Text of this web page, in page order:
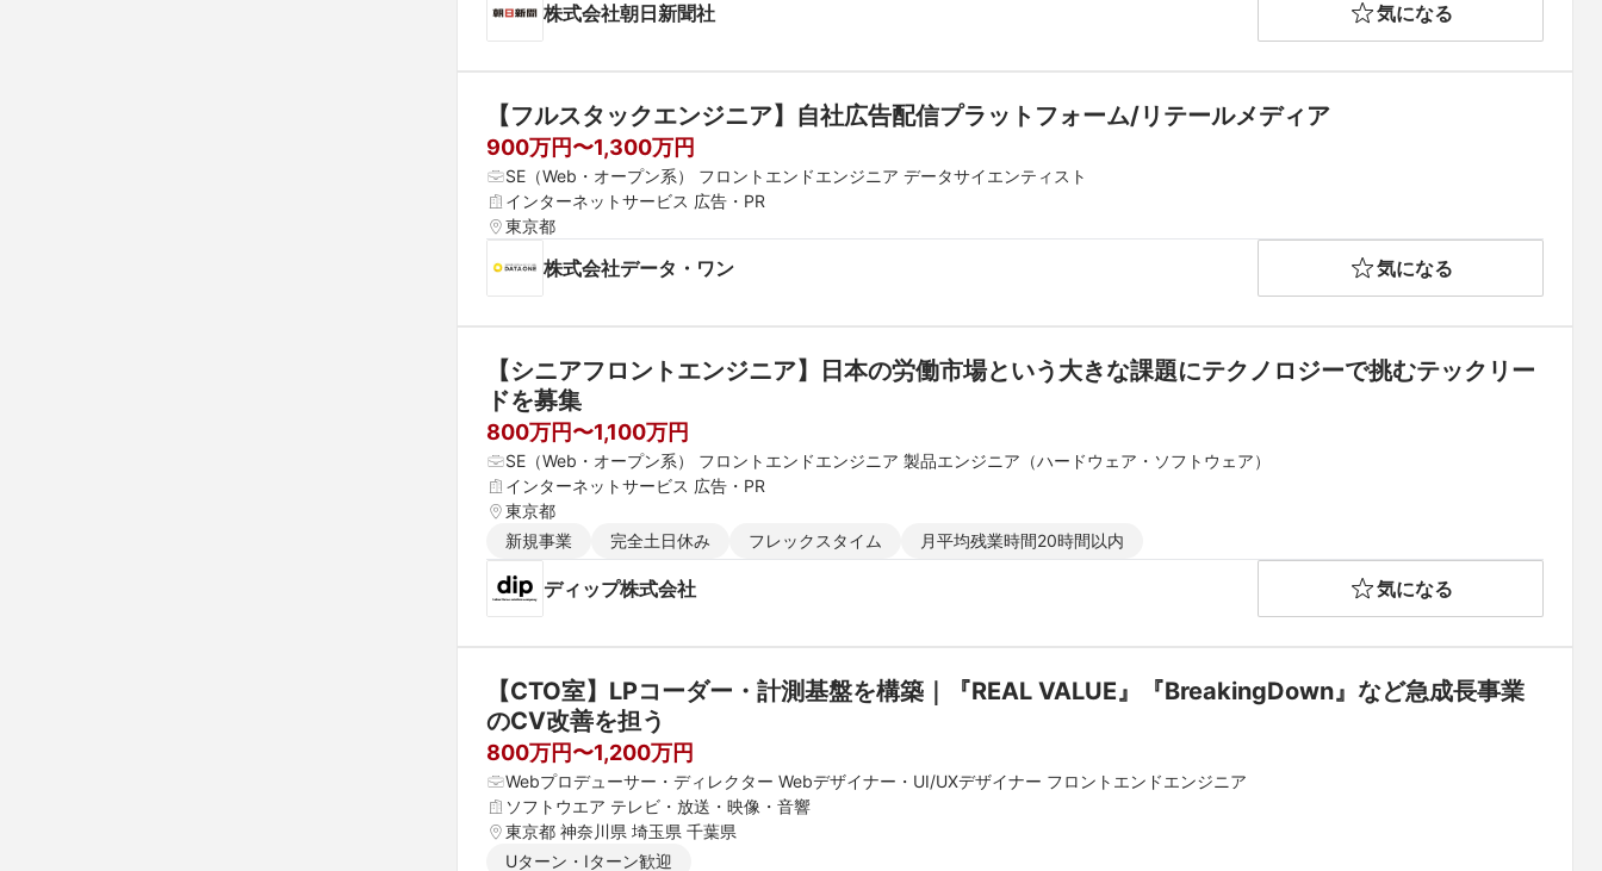
株式会社朝日新聞社 気になる
【フルスタックエンジニア】自社広告配信プラットフォーム/リテールメディア
900万円〜1,300万円
SE（Web・オープン系） フロントエンドエンジニア データサイエンティスト
インターネットサービス 広告・PR
東京都
株式会社データ・ワン 気になる
【シニアフロントエンジニア】日本の労働市場という大きな課題にテクノロジーで挑むテックリー
ドを募集
800万円〜1,100万円
SE（Web・オープン系） フロントエンドエンジニア 製品エンジニア（ハードウェア・ソフトウェア）
インターネットサービス 広告・PR
東京都
新規事業
完全土日休み フレックスタイム 月平均残業時間20時間以内
ディップ株式会社 気になる
【CTO室】LPコーダー・計測基盤を構築｜『REAL VALUE』『BreakingDown』など急成長事業
のCV改善を担う
800万円〜1,200万円
Webプロデューサー・ディレクター Webデザイナー・UI/UXデザイナー フロントエンドエンジニア
ソフトウエア テレビ・放送・映像・音響
東京都 神奈川県 埼玉県 千葉県
Uターン・Iターン歓迎